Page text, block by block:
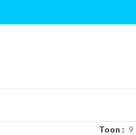
Toon 9